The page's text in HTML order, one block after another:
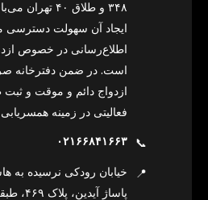
۳۴۸ و طلاق ۴۰
ایجاد آن سهولت دسترسی
اطلاع‌رسانی در خصوص
است. در ضمن دفترخانه
ازدواج دائم و موقت و ثبت
فعالیتی در زمینه همسریابی
📞 ۰۲۱۶۶۸۴۱۶۶۳
📍
خیابان رودکی نرسیده به
پاساژ آیدین، پلاک ۴۶۹، طبقه ۲، واحد ۷